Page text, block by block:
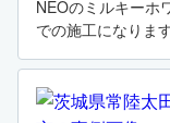
NEOのミルキーホ
での施工に